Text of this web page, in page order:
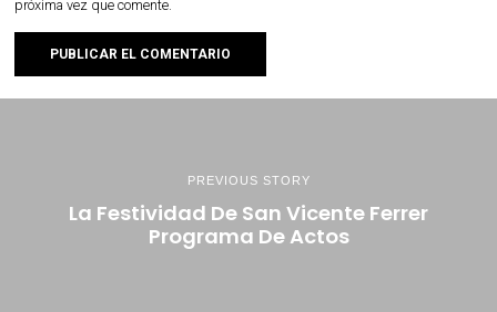
próxima vez que comente.
PREVIOUS STORY
La Festividad De San Vicente Ferrer
Programa De Actos